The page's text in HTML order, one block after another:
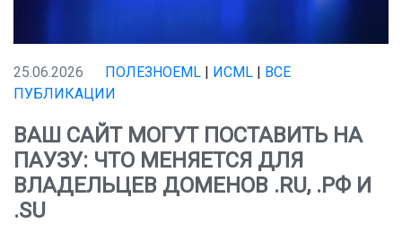
25.06.2026 ПОЛЕЗНОЕML | ИСML | ВСЕ
ПУБЛИКАЦИИ
ВАШ САЙТ МОГУТ ПОСТАВИТЬ НА
ПАУЗУ: ЧТО МЕНЯЕТСЯ ДЛЯ
ВЛАДЕЛЬЦЕВ ДОМЕНОВ .RU, .РФ И
.SU